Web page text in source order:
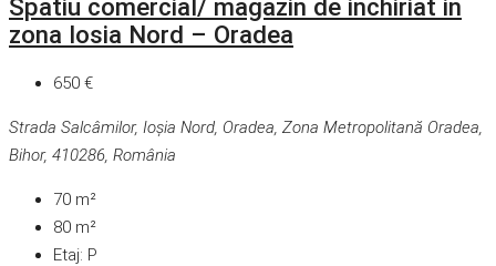
Spatiu comercial/ magazin de inchiriat in
zona Iosia Nord – Oradea
650 €
Strada Salcâmilor, Ioșia Nord, Oradea, Zona Metropolitană Oradea,
Bihor, 410286, România
70 m²
80 m²
Etaj: P